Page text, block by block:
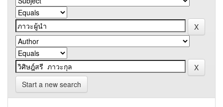
Start a new search